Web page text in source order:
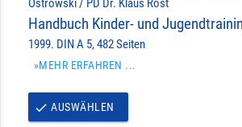
Ostrowski / PD Dr. Klaus Rost
Handbuch Kinder- und
1999. DIN A 5, 482 Seiten
»MEHR ERFAHREN ...
done AUSWÄHLEN